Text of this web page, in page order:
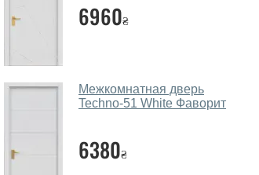
6960₴
Межкомнатная дверь
Techno-51 White Фаворит
6380₴